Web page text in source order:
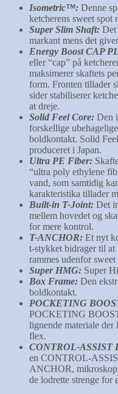
Isometric™: Denne
ketcherens sweet spot
Super Slim Shaft: Det
markant mens det
Energy Boost CAP
eller “cap” på
maksimerer skaftets
form. Fronten tillader
sider stabiliserer
at dreje.
Solid Feel Core: Den
forskellige
boldkontakt. Solid
produceret i Japan.
Ultra PE Fiber:
“ultra poly ethylene
vand, som samtidig
karakteristika tillader
Built-in T-Joint: Det
mellem hovedet og
for mere kontrol.
T-ANCHOR: Et nyt
t-stykket bidrager til at
rammes udenfor sweet
Super HMG: Super
Box Frame: Den
boldkontakt.
POCKETING
POCKETING
lignende materiale
flex.
CONTROL-ASSIST
en CONTROL-
ANCHOR,
de lodrette strenge